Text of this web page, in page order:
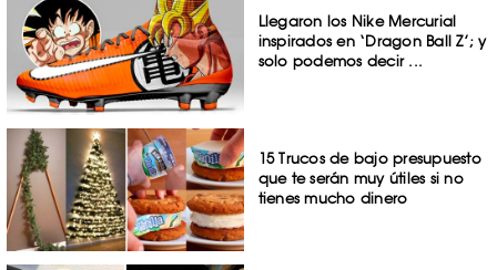
Llegaron los Nike Mercurial
inspirados en ‘Dragon Ball Z’; y
solo podemos decir ...
15 Trucos de bajo presupuesto
que te serán muy útiles si no
tienes mucho dinero